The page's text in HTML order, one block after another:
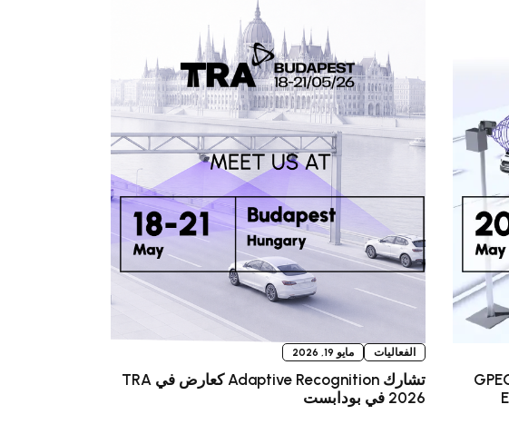
الفعاليات مايو 19, 2026
تشارك Adaptive Recognition كعارض في TRA
2026 في بودابست